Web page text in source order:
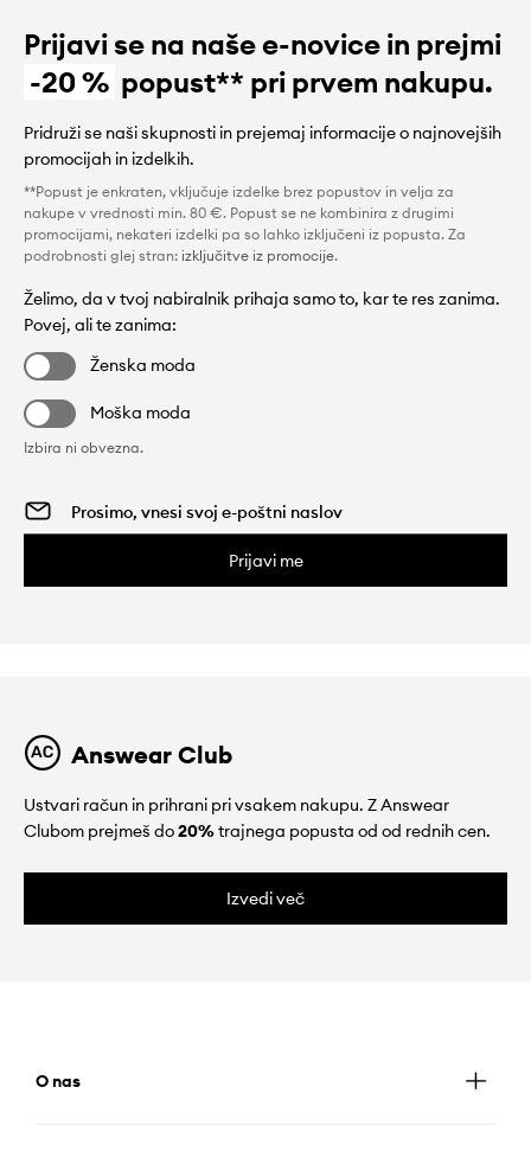
Prijavi se na naše e-novice in prejmi
-20 % popust** pri prvem nakupu.
Pridruži se naši skupnosti in prejemaj informacije o najnovejših
promocijah in izdelkih.
**Popust je enkraten, vključuje izdelke brez popustov in velja za
nakupe v vrednosti min. 80 €. Popust se ne kombinira z drugimi
promocijami, nekateri izdelki pa so lahko izključeni iz popusta. Za
podrobnosti glej stran: izključitve iz promocije.
Želimo, da v tvoj nabiralnik prihaja samo to, kar te res zanima.
Povej, ali te zanima:
Ženska moda
Moška moda
Izbira ni obvezna.
Prijavi me
Answear Club
Ustvari račun in prihrani pri vsakem nakupu. Z Answear
Clubom prejmeš do20%trajnega popusta od od rednih cen.
Izvedi več
O nas